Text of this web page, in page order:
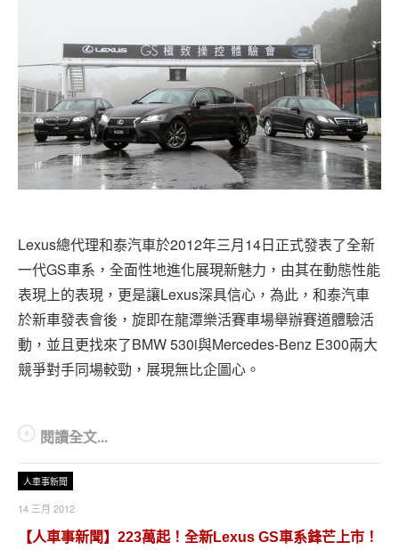
Lexus總代理和泰汽車於2012年三月14日正式發表了全新
一代GS車系，全面性地進化展現新魅力，由其在動態性能
表現上的表現，更是讓Lexus深具信心，為此，和泰汽車
於新車發表會後，旋即在龍潭樂活賽車場舉辦賽道體驗活
動，並且更找來了BMW 530i與Mercedes-Benz E300兩大
競爭對手同場較勁，展現無比企圖心。
閱讀全文...
人車事新聞
14 三月 2012
【人車事新聞】223萬起！全新Lexus GS車系鋒芒上市！